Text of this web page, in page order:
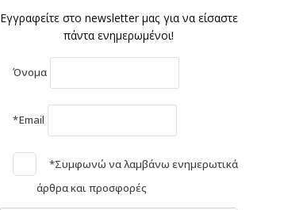
Εγγραφείτε στο newsletter μας για να είσαστε
πάντα ενημερωμένοι!
Όνομα
*Email
*Συμφωνώ να λαμβάνω ενημερωτικά
άρθρα και προσφορές